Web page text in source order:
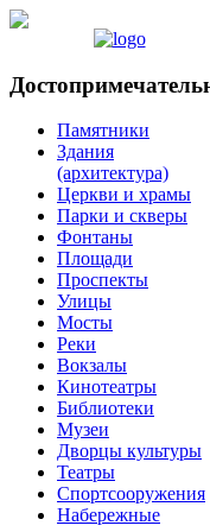
Памятники
Здания
(архитектура)
Церкви и храмы
Парки и скверы
Фонтаны
Площади
Проспекты
Улицы
Мосты
Реки
Вокзалы
Кинотеатры
Библиотеки
Музеи
Дворцы культуры
Театры
Спортсооружения
Набережные